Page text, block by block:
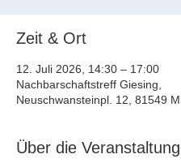
Zeit & Ort
12. Juli 2026, 14:30 – 17:00
Nachbarschaftstreff Giesing,
Neuschwansteinpl. 12, 81549
Über die Veranstaltung